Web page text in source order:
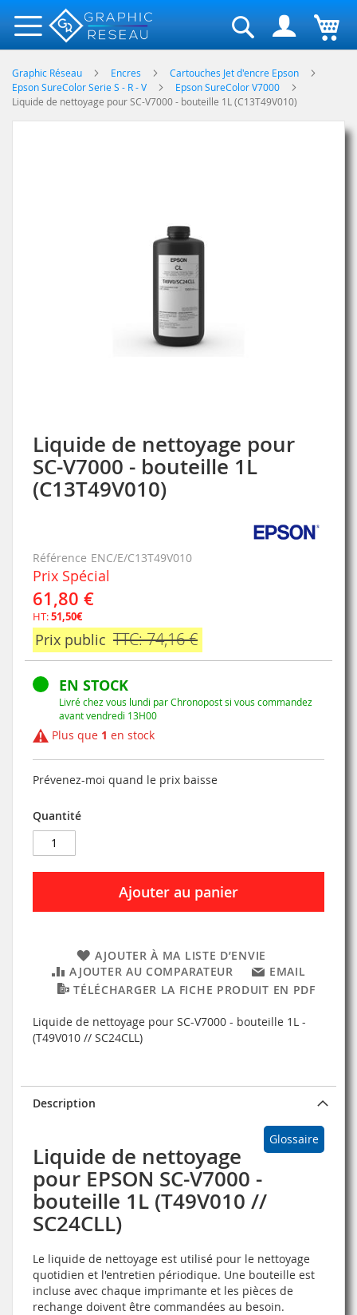
Rechercher
Graphic Réseau Encres
Cartouches Jet d'encre Epson
Epson SureColor Serie S - R - V
Epson SureColor V7000
Liquide de nettoyage pour SC-V7000 - bouteille 1L (C13T49V010)
Liquide de nettoyage pour
SC-V7000 - bouteille 1L
(C13T49V010)
Référence ENC/E/C13T49V010
Prix Spécial
61,80 €
HT:51,50€
Prix public TTC: 74,16 €
EN STOCK
Livré chez vous lundi par Chronopost si vous commandez
avant vendredi 13H00
Plus que 1 en stock
Prévenez-moi quand le prix baisse
Quantité
Ajouter au panier
AJOUTER À MA LISTE D’ENVIE
AJOUTER AU COMPARATEUR
EMAIL
TÉLÉCHARGER LA FICHE PRODUIT EN PDF
Liquide de nettoyage pour SC-V7000 - bouteille 1L -
(T49V010 // SC24CLL)
Skip
to
the
beginning
of
gallery
Description
Glossaire
Liquide de nettoyage
pour EPSON SC-V7000 -
bouteille 1L (T49V010 //
SC24CLL)
Le liquide de nettoyage est utilisé pour le nettoyage
quotidien et l'entretien périodique. Une bouteille est
incluse avec chaque imprimante et les pièces de
rechange doivent être commandées au besoin.